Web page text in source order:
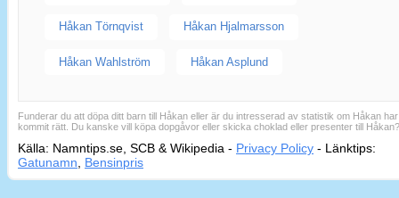
Håkan Törnqvist Håkan Hjalmarsson
Håkan Wahlström Håkan Asplund
Funderar du att döpa ditt barn till Håkan eller är du intresserad av statistik om Håkan
kommit rätt. Du kanske vill köpa dopgåvor eller skicka choklad eller presenter till
Källa: Namntips.se, SCB & Wikipedia - Privacy Policy - Länktips:
Gatunamn
Bensinpris